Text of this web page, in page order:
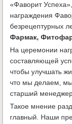
«Фаворит
награждения
безрецептурных
Фармак,
На церемонии
составляющей
чтобы улучшать
что мы делаем,
старший
Такое мнение
главный. Наши